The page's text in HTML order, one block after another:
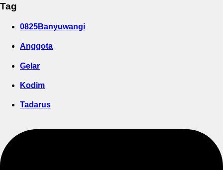
Tag
0825Banyuwangi
Anggota
Gelar
Kodim
Tadarus